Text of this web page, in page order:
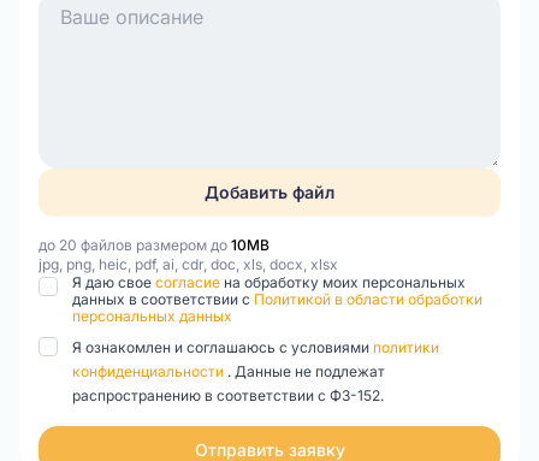
Добавить файл
до 20 файлов размером до 10MB
jpg, png, heic, pdf, ai, cdr, doc, xls, docx, xlsx
Я даю свое согласие на обработку моих персональных
данных в соответствии с Политикой в области обработки
персональных данных
Я ознакомлен и соглашаюсь с условиями политики
конфиденциальности . Данные не подлежат
распространению в соответствии с ФЗ-152.
Отправить заявку